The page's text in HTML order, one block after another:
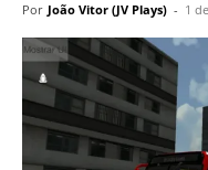
Por João Vitor (JV Plays) - 1